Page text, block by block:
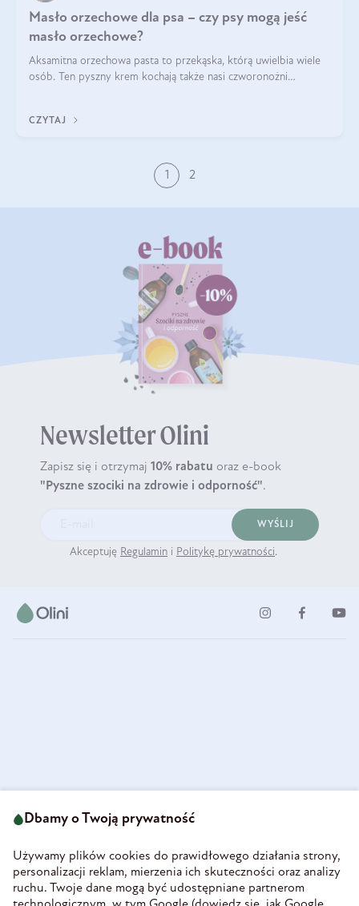
Masło orzechowe dla psa – czy psy mogą jeść
masło orzechowe?
Aksamitna orzechowa pasta to przekąska, którą uwielbia wiele
osób. Ten pyszny krem kochają także nasi czworonożni
CZYTAJ
1 2
Newsletter Olini
Zapisz się i otrzymaj 10% rabatu oraz e-book
"Pyszne szociki na zdrowie i odporność".
WYŚLIJ
Akceptuję Regulamin i Politykę prywatności.
58-160 Świebodzice
REGON 890213034
INFORMACJE
Dbamy o Twoją prywatność
Używamy plików cookies do prawidłowego działania strony,
personalizacji reklam, mierzenia ich skuteczności oraz analizy
ruchu. Twoje dane mogą być udostępniane partnerom